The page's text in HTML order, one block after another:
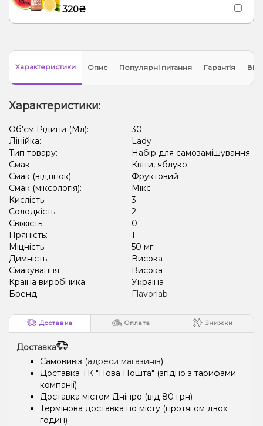
320₴
Характеристики Опис Популярні питання Гарантія
Характеристики:
Об'єм Рідини (Мл):
30
Лінійка:
Lady
Тип товару:
Набір для самозамішування
Смак:
Квіти, яблуко
Смак (відтінок):
Фруктовий
Смак (міксологія):
Мікс
Кислість:
3
Солодкість:
2
Свіжість:
0
Пряність:
1
Міцність:
50 мг
Димність:
Висока
Смакування:
Висока
Країна виробника:
Україна
Бренд:
Flavorlab
Доставка Оплата Знижки
Доставка
Самовивіз (адреси магазинів)
Доставка ТК "Нова Пошта" (згідно з тарифами
компанії)
Доставка містом Дніпро (від 80 грн)
Термінова доставка по місту (протягом двох
годин)